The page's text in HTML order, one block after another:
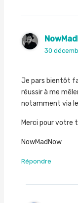
30
Je pars bientôt
réussir à me
notamment via
Merci pour votre
NowMadNow
Répondre